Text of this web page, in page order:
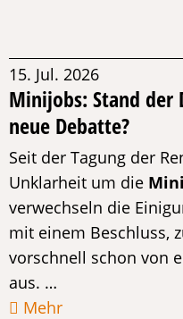
15. Jul. 2026
Minijobs: Stand der
neue Debatte?
Seit der Tagung der
Unklarheit um die
verwechseln die
mit einem Beschluss,
vorschnell schon von
aus. …
Mehr